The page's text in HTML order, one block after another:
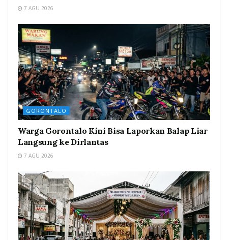
7 AGU 2026
GORONTALO
Warga Gorontalo Kini Bisa Laporkan Balap Liar
Langsung ke Dirlantas
7 AGU 2026